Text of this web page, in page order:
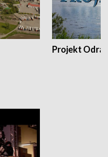
Projekt Odra